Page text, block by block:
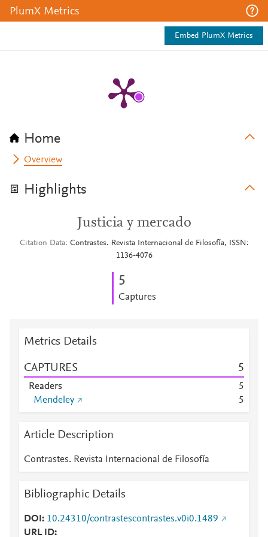
PlumX Metrics
Embed PlumX Metrics
Home
Overview
Highlights
Justicia y mercado
Citation Data
Contrastes. Revista Internacional de Filosofía, ISSN:
1136-4076
5
Captures
Metrics Details
CAPTURES 5
Readers
5
Mendeley
5
Article Description
Contrastes. Revista Internacional de Filosofía
Bibliographic Details
DOI
10.24310/contrastescontrastes.v0i0.1489
URL ID